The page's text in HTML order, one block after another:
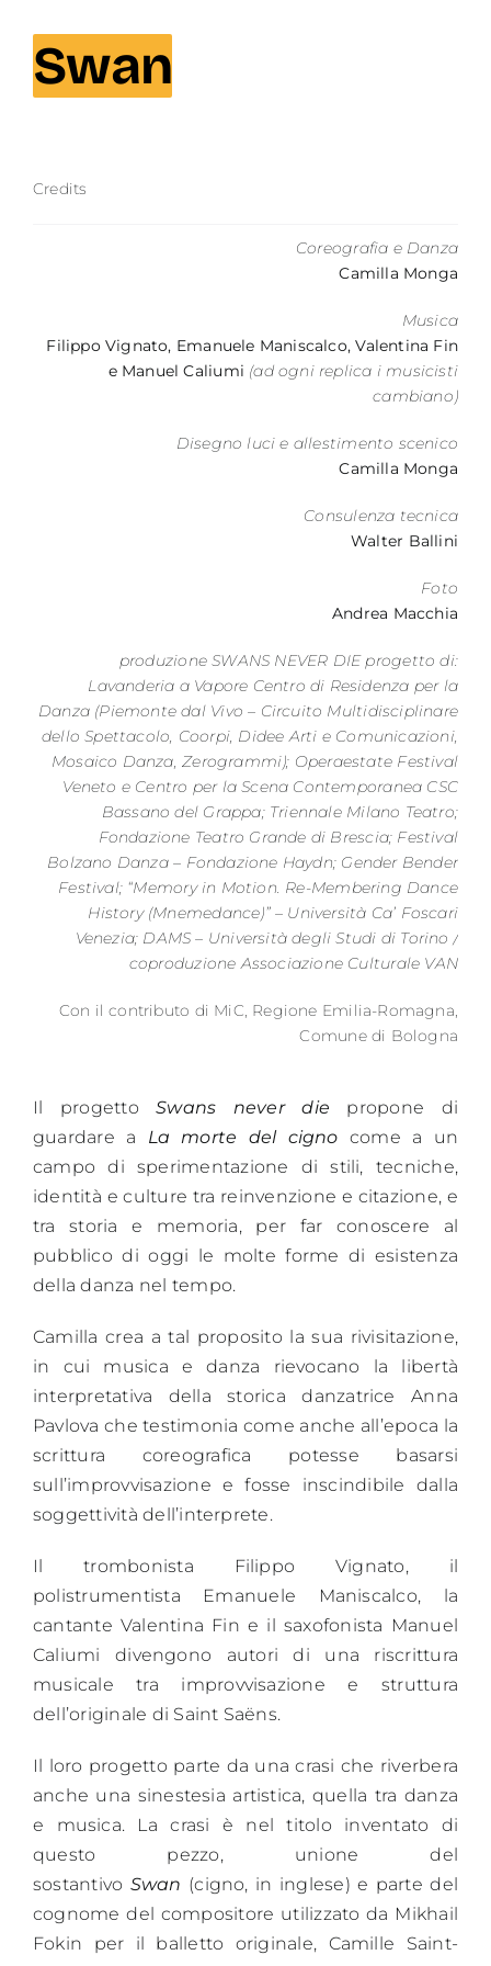
Swan
Credits
Coreografia e Danza
Camilla Monga
Musica
Filippo Vignato, Emanuele Maniscalco, Valentina Fin
e Manuel Caliumi (ad ogni replica i musicisti
cambiano)
Disegno luci e allestimento scenico
Camilla Monga
Consulenza tecnica
Walter Ballini
Foto
Andrea Macchia
produzione SWANS NEVER DIE progetto di:
Lavanderia a Vapore Centro di Residenza per la
Danza (Piemonte dal Vivo – Circuito Multidisciplinare
dello Spettacolo, Coorpi, Didee Arti e Comunicazioni,
Mosaico Danza, Zerogrammi); Operaestate Festival
Veneto e Centro per la Scena Contemporanea CSC
Bassano del Grappa; Triennale Milano Teatro;
Fondazione Teatro Grande di Brescia; Festival
Bolzano Danza – Fondazione Haydn; Gender Bender
Festival; “Memory in Motion. Re-Membering Dance
History (Mnemedance)” – Università Ca’ Foscari
Venezia; DAMS – Università degli Studi di Torino /
coproduzione Associazione Culturale VAN
Con il contributo di MiC, Regione Emilia-Romagna,
Comune di Bologna
Il progettoSwans never die propone di
guardare a La morte del cigno come a un
campo di sperimentazione di stili, tecniche,
identità e culture tra reinvenzione e citazione, e
tra storia e memoria, per far conoscere al
pubblico di oggi le molte forme di esistenza
della danza nel tempo.
Camilla crea a tal proposito la sua rivisitazione,
in cui musica e danza rievocano la libertà
interpretativa della storica danzatrice Anna
Pavlova che testimonia come anche all’epoca la
scrittura coreografica potesse basarsi
sull’improvvisazione e fosse inscindibile dalla
soggettività dell’interprete.
Il trombonista Filippo Vignato, il
polistrumentista Emanuele Maniscalco, la
cantante Valentina Fin e il saxofonista Manuel
Caliumi divengono autori di una riscrittura
musicale tra improvvisazione e struttura
dell’originale di Saint Saëns.
Il loro progetto parte da una crasi che riverbera
anche una sinestesia artistica, quella tra danza
e musica. La crasi è nel titolo inventato di
questo pezzo, unione del
sostantivo Swan (cigno, in inglese) e parte del
cognome del compositore utilizzato da Mikhail
Fokin per il balletto originale, Camille Saint-